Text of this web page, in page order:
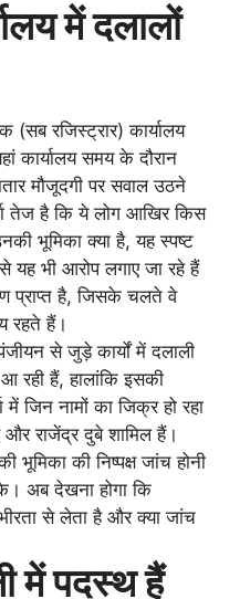
में दलालों
रजिस्ट्रार) कार्यालय
कार्यालय समय के दौरान
मौजूदगी पर सवाल उठने
तेज है कि ये लोग आखिर किस
भूमिका क्या है, यह स्पष्ट
यह भी आरोप लगाए जा रहे हैं
प्राप्त है, जिसके चलते वे
रहते हैं।
से जुड़े कार्यों में दलाली
रही हैं, हालांकि इसकी
में जिन नामों का जिक्र हो रहा
राजेंद्र दुबे शामिल हैं।
भूमिका की निष्पक्ष जांच होनी
अब देखना होगा कि
से लेता है और क्या जांच
में पदस्थ हैं